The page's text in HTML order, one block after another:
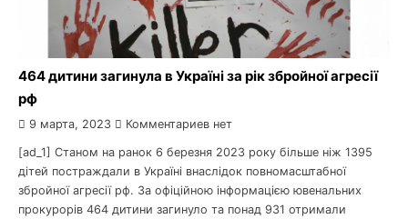
464 дитини загинула в Україні за рік збройної агресії
рф
9 марта, 2023 Комментариев нет
[ad_1] Станом на ранок 6 березня 2023 року більше ніж 1395
дітей постраждали в Україні внаслідок повномасштабної
збройної агресії рф. За офіційною інформацією ювенальних
прокурорів 464 дитини загинуло та понад 931 отримали